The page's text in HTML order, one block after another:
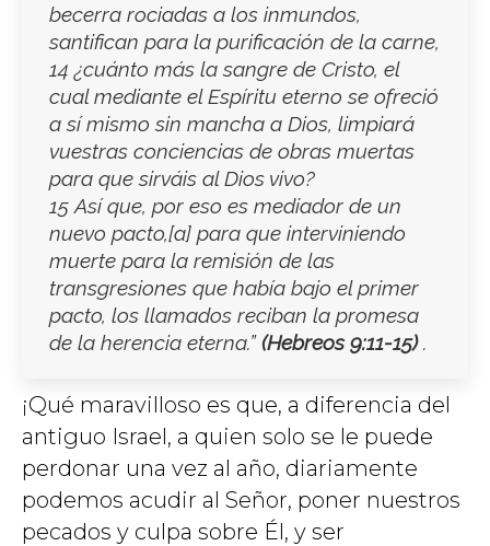
becerra rociadas a los inmundos,
santifican para la purificación de la carne,
14 ¿cuánto más la sangre de Cristo, el
cual mediante el Espíritu eterno se ofreció
a sí mismo sin mancha a Dios, limpiará
vuestras conciencias de obras muertas
para que sirváis al Dios vivo?
15 Así que, por eso es mediador de un
nuevo pacto,[a] para que interviniendo
muerte para la remisión de las
transgresiones que había bajo el primer
pacto, los llamados reciban la promesa
de la herencia eterna.”(Hebreos 9:11-15).
¡Qué maravilloso es que, a diferencia del
antiguo Israel, a quien solo se le puede
perdonar una vez al año, diariamente
podemos acudir al Señor, poner nuestros
pecados y culpa sobre Él, y ser